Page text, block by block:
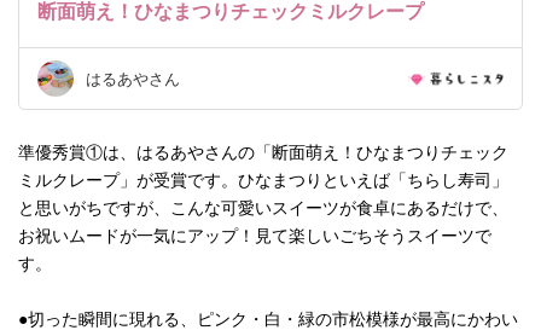
断面萌え！ひなまつりチェックミルクレープ
はるあやさん
準優秀賞①は、はるあやさんの「断面萌え！ひなまつりチェック
ミルクレープ」が受賞です。ひなまつりといえば「ちらし寿司」
と思いがちですが、こんな可愛いスイーツが食卓にあるだけで、
お祝いムードが一気にアップ！見て楽しいごちそうスイーツで
す。
●切った瞬間に現れる、ピンク・白・緑の市松模様が最高にかわい